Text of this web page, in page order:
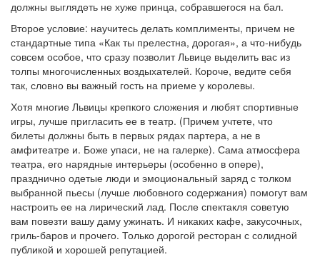
должны выглядеть не хуже принца, собравшегося на бал.
Второе условие: научитесь делать комплименты, причем не
стандартные типа «Как ты прелестна, дорогая», а что-нибудь
совсем особое, что сразу позволит Львице выделить вас из
толпы многочисленных воздыхателей. Короче, ведите себя
так, словно вы важный гость на приеме у королевы.
Хотя многие Львицы крепкого сложения и любят спортивные
игры, лучше пригласить ее в театр. (Причем учтете, что
билеты должны быть в первых рядах партера, а не в
амфитеатре и. Боже упаси, не на галерке). Сама атмосфера
театра, его нарядные интерьеры (особенно в опере),
празднично одетые люди и эмоциональный заряд с толком
выбранной пьесы (лучше любовного содержания) помогут вам
настроить ее на лирический лад. После спектакля советую
вам повезти вашу даму ужинать. И никаких кафе, закусочных,
гриль-баров и прочего. Только дорогой ресторан с солидной
публикой и хорошей репутацией.